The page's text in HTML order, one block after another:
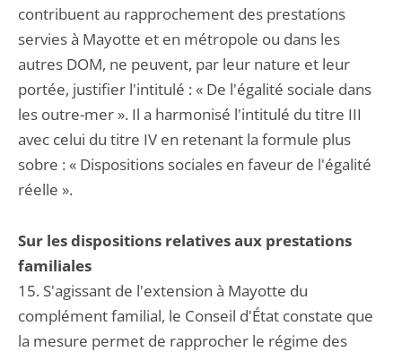
contribuent au rapprochement des prestations
servies à Mayotte et en métropole ou dans les
autres DOM, ne peuvent, par leur nature et leur
portée, justifier l'intitulé : « De l'égalité sociale dans
les outre-mer ». Il a harmonisé l'intitulé du titre III
avec celui du titre IV en retenant la formule plus
sobre : « Dispositions sociales en faveur de l'égalité
réelle ».
Sur les dispositions relatives aux prestations
familiales
15. S'agissant de l'extension à Mayotte du
complément familial, le Conseil d'État constate que
la mesure permet de rapprocher le régime des